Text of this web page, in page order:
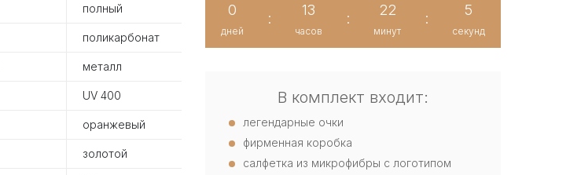
полный
поликарбонат
металл
UV 400
оранжевый
золотой
0
дней
:
13
часов
:
22
минут
:
4
секунд
В комплект входит:
легендарные очки
фирменная коробка
салфетка из микрофибры с логотипом